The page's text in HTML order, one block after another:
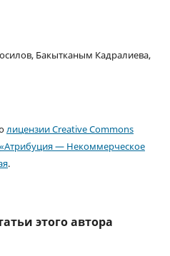
Бакытканым Кадралиева,
лицензии Creative Commons
— Некоммерческое
.
этого автора